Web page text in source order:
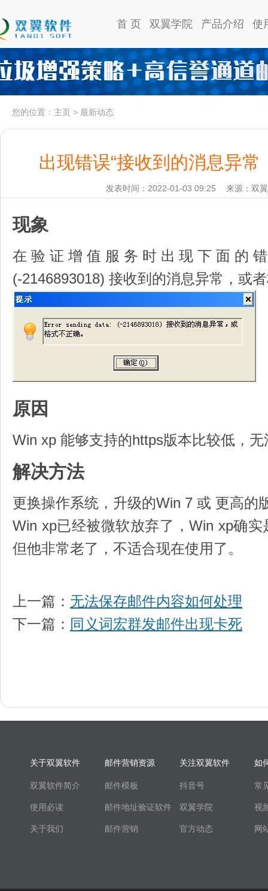
首 页 双翼学院 产品介绍 使
您的位置： 主页 > 最新动态
出现错误“接收到的消息异
发表时间：2022-01-03 09:25 来源：双
现象
在验证增值服务时出现下面的错
(-2146893018) 接收到的消息异常，或
原因
Win xp 能够支持的https版本比较低，
解决方法
更换操作系统，升级的Win 7 或 更高的
Win xp已经被微软放弃了，Win xp确
但他非常老了，不适合现在使用了。
上一篇： 无法保存邮件内容如何处理
下一篇： 同义词宏群发邮件出现卡死
关于双翼软件
双翼软件简介
使用必读
关于我们
邮件营销资源
邮件模板
邮件地址验证软件
邮件营销
关注双翼软件
抖音号
双翼学院
官方动态
如
常
视
网